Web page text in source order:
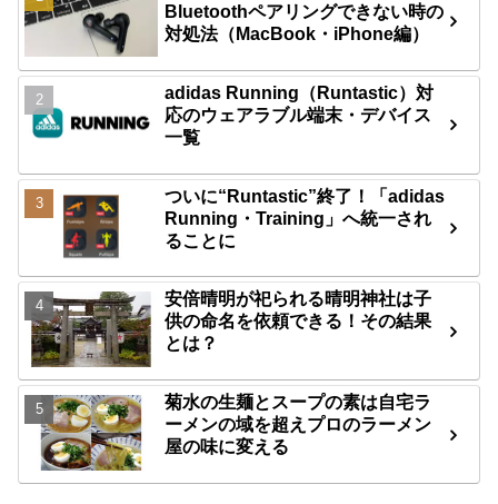
Bluetoothペアリングできない時の
対処法（MacBook・iPhone編）
adidas Running（Runtastic）対
応のウェアラブル端末・デバイス
一覧
ついに“Runtastic”終了！「adidas
Running・Training」へ統一され
ることに
安倍晴明が祀られる晴明神社は子
供の命名を依頼できる！その結果
とは？
菊水の生麺とスープの素は自宅ラ
ーメンの域を超えプロのラーメン
屋の味に変える